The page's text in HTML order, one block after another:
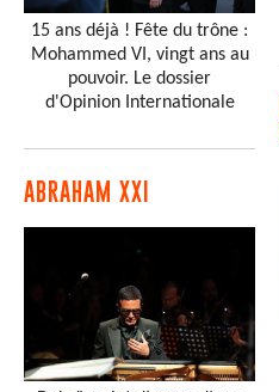
15 ans déjà ! Fête du trône :
Mohammed VI, vingt ans au
pouvoir. Le dossier
d'Opinion Internationale
ABRAHAM XXI